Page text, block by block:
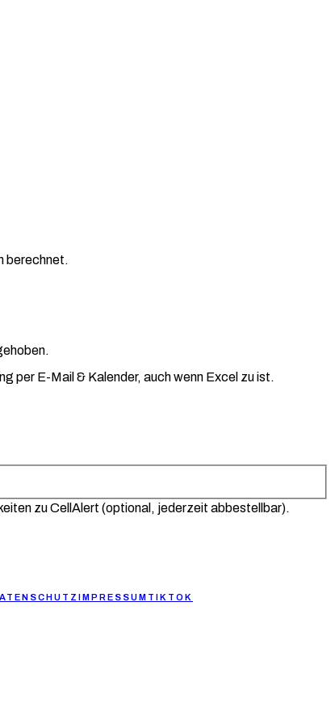
berechnet.
per E-Mail & Kalender, auch wenn Excel zu ist.
zu CellAlert (optional, jederzeit abbestellbar).
IMPRESSUM TIKTOK